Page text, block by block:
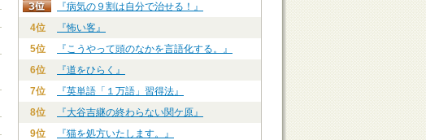
『病気の９割は自分で治せる！』
4位
『怖い客』
5位
『こうやって頭のなかを言語化する。』
6位
『道をひらく』
7位
『英単語「１万語」習得法』
8位
『大谷吉継の終わらない関ケ原』
9位
『猫を処方いたします。』